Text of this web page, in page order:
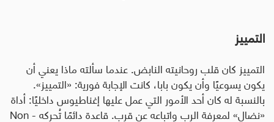
التمييز
التمييز كان قلب روحانيته النابض. عندما سألته ماذا يعني أن
يكون يسوعيًا وأن يكون بابا، كانت الإجابة فورية: «التمييز».
بالنسبة له كان أحد الأمور التي عمل عليها إغناطيوس داخليًا: أداة
«نضال» لمعرفة الرب واتباعه عن قرب. قاعدة دائمًا تُحركه -Non